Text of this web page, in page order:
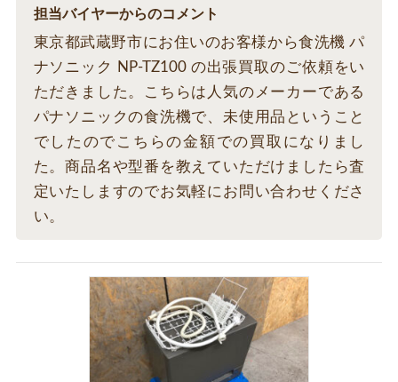
担当バイヤーからのコメント
東京都武蔵野市にお住いのお客様から食洗機 パ
ナソニック NP-TZ100 の出張買取のご依頼をい
ただきました。こちらは人気のメーカーである
パナソニックの食洗機で、未使用品ということ
でしたのでこちらの金額での買取になりまし
た。商品名や型番を教えていただけましたら査
定いたしますのでお気軽にお問い合わせくださ
い。